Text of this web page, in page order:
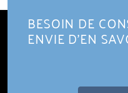
BESOIN DE
ENVIE D'EN